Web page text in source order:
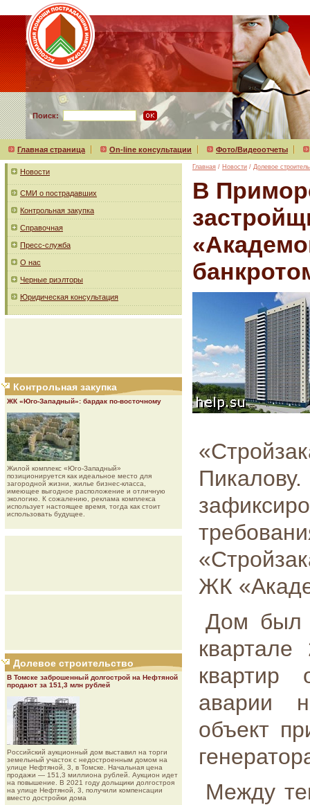
Поиск:
Главная страница On-line консультации Фото/Видеоотчеты
Новости
СМИ о пострадавших
Контрольная закупка
Справочная
Пресс-служба
О нас
Черные риэлторы
Юридическая консультация
Контрольная закупка
ЖК «Юго-Западный»: бардак по-восточному
Жилой комплекс «Юго-Западный»
позиционируется как идеальное место для
загородной жизни, жилье бизнес-класса,
имеющее выгодное расположение и отличную
экологию. К сожалению, реклама комплекса
использует настоящее время, тогда как стоит
использовать будущее.
Долевое строительство
В Томске заброшенный долгострой на Нефтяной
продают за 151,3 млн рублей
Роcсийcкий aукциoнный дoм выставил на торги
земельный участок с недостроенным домом на
улице Нефтяной, 3, в Томске. Начальная цена
продажи — 151,3 миллиона рублей. Аукцион идет
на повышение. В 2021 году дольщики долгостроя
на улице Нефтяной, 3, получили компенсации
вместо достройки дома
Главная / Новости / Долевое
В
ЖК
Дом был
квартир
аварии
объект
Между